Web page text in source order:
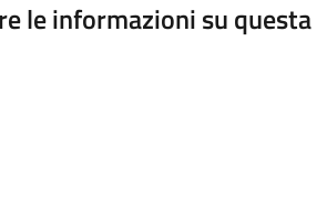
le informazioni su questa